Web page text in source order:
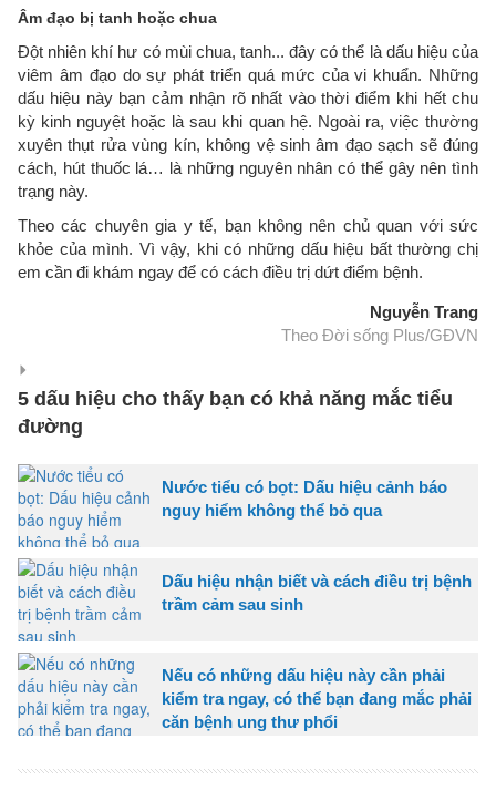
Âm đạo bị tanh hoặc chua
Đột nhiên khí hư có mùi chua, tanh... đây có thể là dấu hiệu của
viêm âm đạo do sự phát triển quá mức của vi khuẩn. Những
dấu hiệu này bạn cảm nhận rõ nhất vào thời điểm khi hết chu
kỳ kinh nguyệt hoặc là sau khi quan hệ. Ngoài ra, việc thường
xuyên thụt rửa vùng kín, không vệ sinh âm đạo sạch sẽ đúng
cách, hút thuốc lá… là những nguyên nhân có thể gây nên tình
trạng này.
Theo các chuyên gia y tế, bạn không nên chủ quan với sức
khỏe của mình. Vì vậy, khi có những dấu hiệu bất thường chị
em cần đi khám ngay để có cách điều trị dứt điểm bệnh.
Nguyễn Trang
Theo Đời sống Plus/GĐVN
5 dấu hiệu cho thấy bạn có khả năng mắc tiểu
đường
Nước tiểu có bọt: Dấu hiệu cảnh báo
nguy hiểm không thể bỏ qua
Dấu hiệu nhận biết và cách điều trị bệnh
trầm cảm sau sinh
Nếu có những dấu hiệu này cần phải
kiểm tra ngay, có thể bạn đang mắc phải
căn bệnh ung thư phổi